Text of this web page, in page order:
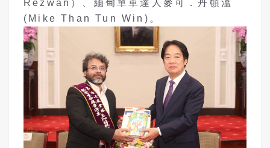
Rezwan）、緬甸單車達人麥可．丹頓溫
(Mike Than Tun Win)。